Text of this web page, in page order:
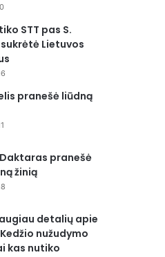
STT pas S.
Lietuvos
pranešė liūdną
pranešė
žinią
detalių apie
nužudymo
kas nutiko